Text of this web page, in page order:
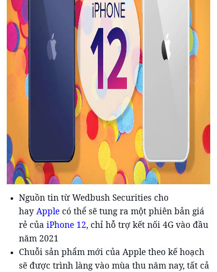
Nguồn tin từ Wedbush Securities cho
hay Apple có thể sẽ tung ra một phiên bản giá
rẻ của iPhone 12, chỉ hỗ trợ kết nối 4G vào đầu
năm 2021
Chuỗi sản phẩm mới của Apple theo kế hoạch
sẽ được trình làng vào mùa thu năm nay, tất cả